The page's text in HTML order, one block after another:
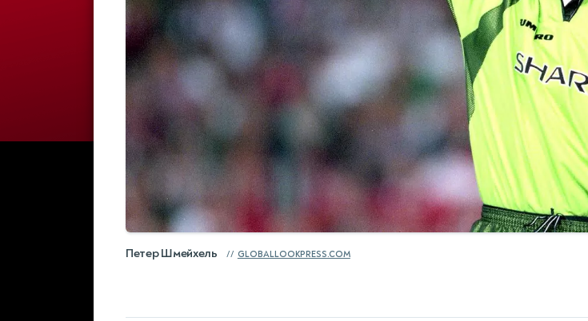
Петер Шмейхель GLOBALLOOKPRESS.COM